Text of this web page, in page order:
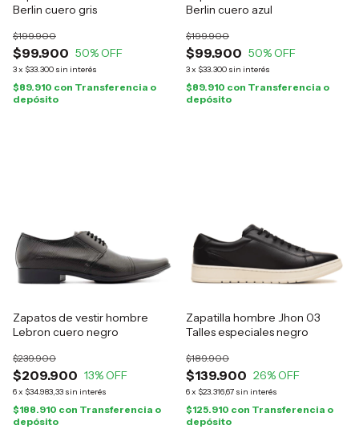
Berlin cuero gris
$99.900
$199.900
50% OFF
3x $33.300 sin interés
$89.910 con Transferencia o
depósito
Berlin cuero azul
$99.900
$199.900
50% OFF
3x $33.300 sin interés
$89.910 con Transferencia o
depósito
Zapatos de vestir hombre
Lebron cuero negro
$209.900
$239.900
13% OFF
6x $34.983,33 sin interés
$188.910 con Transferencia o
depósito
Zapatilla hombre Jhon 03
Talles especiales negro
$139.900
$189.900
26% OFF
6x $23.316,67 sin interés
$125.910 con Transferencia o
depósito